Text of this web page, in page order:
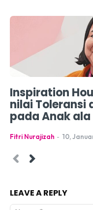
Inspiration
nilai Toleransi
pada Anak
Fitri Nurajizah - 10,
LEAVE A REPLY